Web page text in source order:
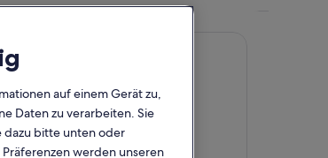
auf einem Gerät zu,
Daten zu verarbeiten. Sie
dazu bitte unten oder
werden unseren